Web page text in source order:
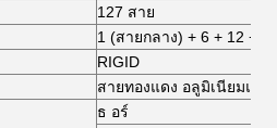
127 สาย
1 (สายกลาง) + 6 + 12 +
RIGID
สายทองแดง อลูมิเนียมและ
ธ อร์